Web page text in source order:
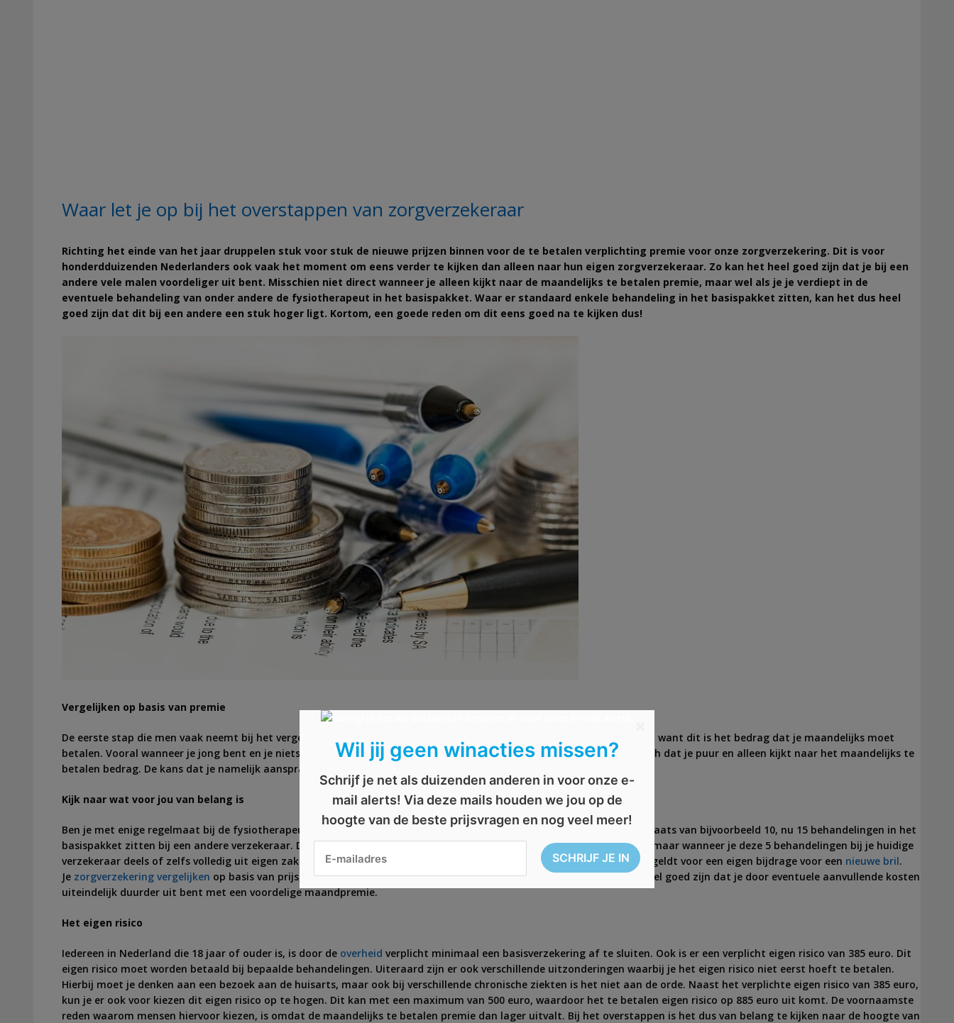
Waar let je op bij het overstappen van zorgverzekeraar
Richting het einde van het jaar druppelen stuk voor stuk de nieuwe prijzen binnen voor de te betalen verplichting premie voor onze zorgverzekering. Dit is voor
honderdduizenden Nederlanders ook vaak het moment om eens verder te kijken dan alleen naar hun eigen zorgverzekeraar. Zo kan het heel goed zijn dat je bij een
andere vele malen voordeliger uit bent. Misschien niet direct wanneer je alleen kijkt naar de maandelijks te betalen premie, maar wel als je je verdiept in de
eventuele behandeling van onder andere de fysiotherapeut in het basispakket. Waar er standaard enkele behandeling in het basispakket zitten, kan het dus heel
goed zijn dat dit bij een andere een stuk hoger ligt. Kortom, een goede reden om dit eens goed na te kijken dus!
Vergelijken op basis van premie
De eerste stap die men vaak neemt bij het vergelijken van de verschillende zorgverzekeraars, is de zorgpremie. Logisch, want dit is het bedrag dat je maandelijks moet
betalen. Vooral wanneer je jong bent en je niets mankeert en ook geen chronische aandoeningen hebt, is het vrij logisch dat je puur en alleen kijkt naar het maandelijks te
betalen bedrag. De kans dat je namelijk aanspraak moet maken op eventuele behandelingen is dan relatief klein.
Kijk naar wat voor jou van belang is
Ben je met enige regelmaat bij de fysiotherapeut te vinden, dan is het voor jou vele malen voordeliger wanneer er in plaats van bijvoorbeeld 10, nu 15 behandelingen in het
basispakket zitten bij een andere verzekeraar. De maandelijkse kosten kunnen dan misschien wel iets hoger uitvallen, maar wanneer je deze 5 behandelingen bij je huidige
verzekeraar deels of zelfs volledig uit eigen zak moet betalen, kan het zomaar zijn dat je duurder uit bent. Hetzelfde geldt voor een eigen bijdrage voor een nieuwe bril.
Je zorgverzekering vergelijken op basis van prijs, is dus niet in alle gevallen verstandig om te doen. Het kan namelijk heel goed zijn dat je door eventuele aanvullende kosten
uiteindelijk duurder uit bent met een voordelige maandpremie.
Het eigen risico
Iedereen in Nederland die 18 jaar of ouder is, is door de overheid verplicht minimaal een basisverzekering af te sluiten. Ook is er een verplicht eigen risico van 385 euro. Dit
eigen risico moet worden betaald bij bepaalde behandelingen. Uiteraard zijn er ook verschillende uitzonderingen waarbij je het eigen risico niet eerst hoeft te betalen.
Hierbij moet je denken aan een bezoek aan de huisarts, maar ook bij verschillende chronische ziekten is het niet aan de orde. Naast het verplichte eigen risico van 385 euro,
kun je er ook voor kiezen dit eigen risico op te hogen. Dit kan met een maximum van 500 euro, waardoor het te betalen eigen risico op 885 euro uit komt. De voornaamste
reden waarom mensen hiervoor kiezen, is omdat de maandelijks te betalen premie dan lager uitvalt. Bij het overstappen is het dus van belang te kijken naar de hoogte van
Wil jij geen winacties missen?
Schrijf je net als duizenden anderen in voor onze e-
mail alerts! Via deze mails houden we jou op de
hoogte van de beste prijsvragen en nog veel meer!